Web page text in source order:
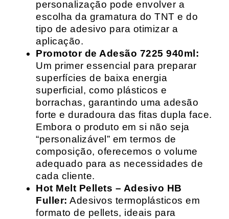
personalização pode envolver a
escolha da gramatura do TNT e do
tipo de adesivo para otimizar a
aplicação.
Promotor de Adesão 7225 940ml:
Um primer essencial para preparar
superfícies de baixa energia
superficial, como plásticos e
borrachas, garantindo uma adesão
forte e duradoura das fitas dupla face.
Embora o produto em si não seja
“personalizável” em termos de
composição, oferecemos o volume
adequado para as necessidades de
cada cliente.
Hot Melt Pellets – Adesivo HB
Fuller: Adesivos termoplásticos em
formato de pellets, ideais para